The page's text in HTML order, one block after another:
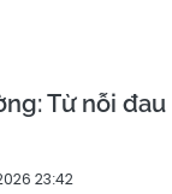
Từ nỗi
23:42